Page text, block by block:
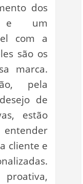
dos
e um
com a
são os
marca.
pela
de
estão
cliente e